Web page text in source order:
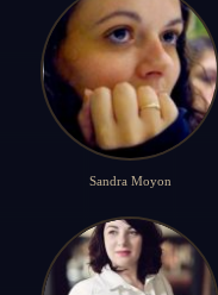
Sandra Moyon